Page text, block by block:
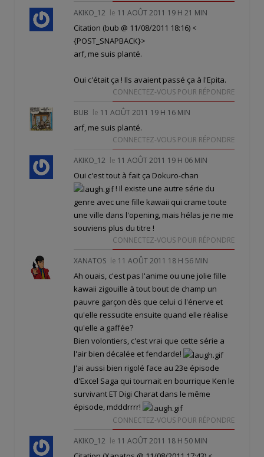
AKIKO_12 le 11 AOÛT 2011 19 H 21 MIN
Citation (bub @ 11/08/2011 18:16) <
{POST_SNAPBACK}>
arf, me suis planté.
Oui c'était ça ! Ils avaient passé ça à l'Epita.
CONNECTEZ-VOUS POUR RÉPONDRE
BUB le 11 AOÛT 2011 19 H 16 MIN
arf, me suis planté.
CONNECTEZ-VOUS POUR RÉPONDRE
AKIKO_12 le 11 AOÛT 2011 19 H 06 MIN
Oui c'est tout à fait ça Dokuro-chan
! Il existe une autre série du
genre avec une fille kawaii qui crame toute
une ville dans l'opening, mais hélas je ne me
souviens plus du titre !
CONNECTEZ-VOUS POUR RÉPONDRE
XANATOS le 11 AOÛT 2011 18 H 56 MIN
Ah ouais, c'est pas l'anime ou une jolie fille
kawaii zigouille à tout bout de champ un
pauvre garçon dès que celui ci l'énerve et
qu'elle ressucite ensuite quand elle réalise
qu'elle a gaffée?
Bien volontiers, c'est vrai que cette série a
l'air bien décalée et fendarde!
J'ai aussi bien rigolé face au 23e épisode
d'Excel Saga qui tournait en bourrique Ken le
survivant ET Digi Charat dans le même
épisode, mdddrrrr!
CONNECTEZ-VOUS POUR RÉPONDRE
AKIKO_12 le 11 AOÛT 2011 18 H 50 MIN